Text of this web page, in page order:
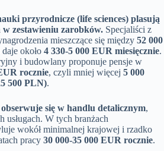
przyrodnicze (life sciences) plasują
zestawieniu zarobków. Specjaliści z
mieszczące się między 52 000
daje około 4 330-5 000 EUR miesięcznie.
i budowlany proponuje pensje w
rocznie, czyli mniej więcej 5 000
500 PLN).
się w handlu detalicznym,
usługach. W tych branżach
wokół minimalnej krajowej i rzadko
pracy 30 000-35 000 EUR rocznie.